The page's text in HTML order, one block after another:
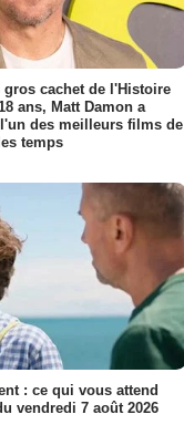
cachet de l'Histoire
ans, Matt Damon a
des meilleurs films de
temps
: ce qui vous attend
vendredi 7 août 2026